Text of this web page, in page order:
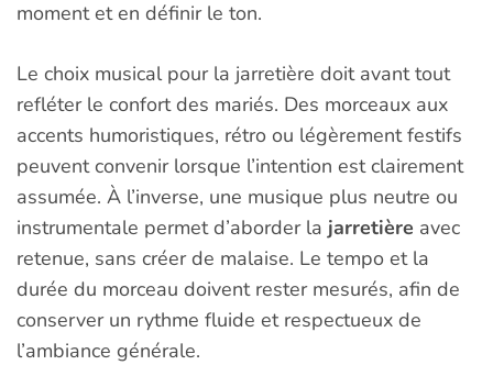
moment et en définir le ton.
Le choix musical pour la jarretière doit avant tout
refléter le confort des mariés. Des morceaux aux
accents humoristiques, rétro ou légèrement festifs
peuvent convenir lorsque l’intention est clairement
assumée. À l’inverse, une musique plus neutre ou
instrumentale permet d’aborder la jarretière avec
retenue, sans créer de malaise. Le tempo et la
durée du morceau doivent rester mesurés, afin de
conserver un rythme fluide et respectueux de
l’ambiance générale.